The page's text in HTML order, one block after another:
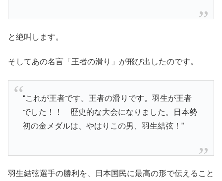
と絶叫します。
そしてあの名言「王者の滑り」が飛び出したのです。
“これが王者です。王者の滑りです。羽生が王者
でした！！ 歴史的な大会になりました。日本勢
初の金メダルは、やはりこの男、羽生結弦！”
羽生結弦選手の勝利を、日本国民に最高の形で伝えること